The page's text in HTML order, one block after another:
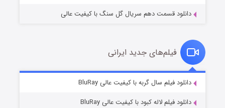
قسمت6 (زیرنویس) منتشر شد
دانلود قسمت دهم سریال گل سنگ با کیفیت عالی
فیلم‌های جدید ایرانی
دانلود فیلم سال گربه با کیفیت عالی BluRay
دانلود فیلم لاله کبود با کیفیت عالی BluRay